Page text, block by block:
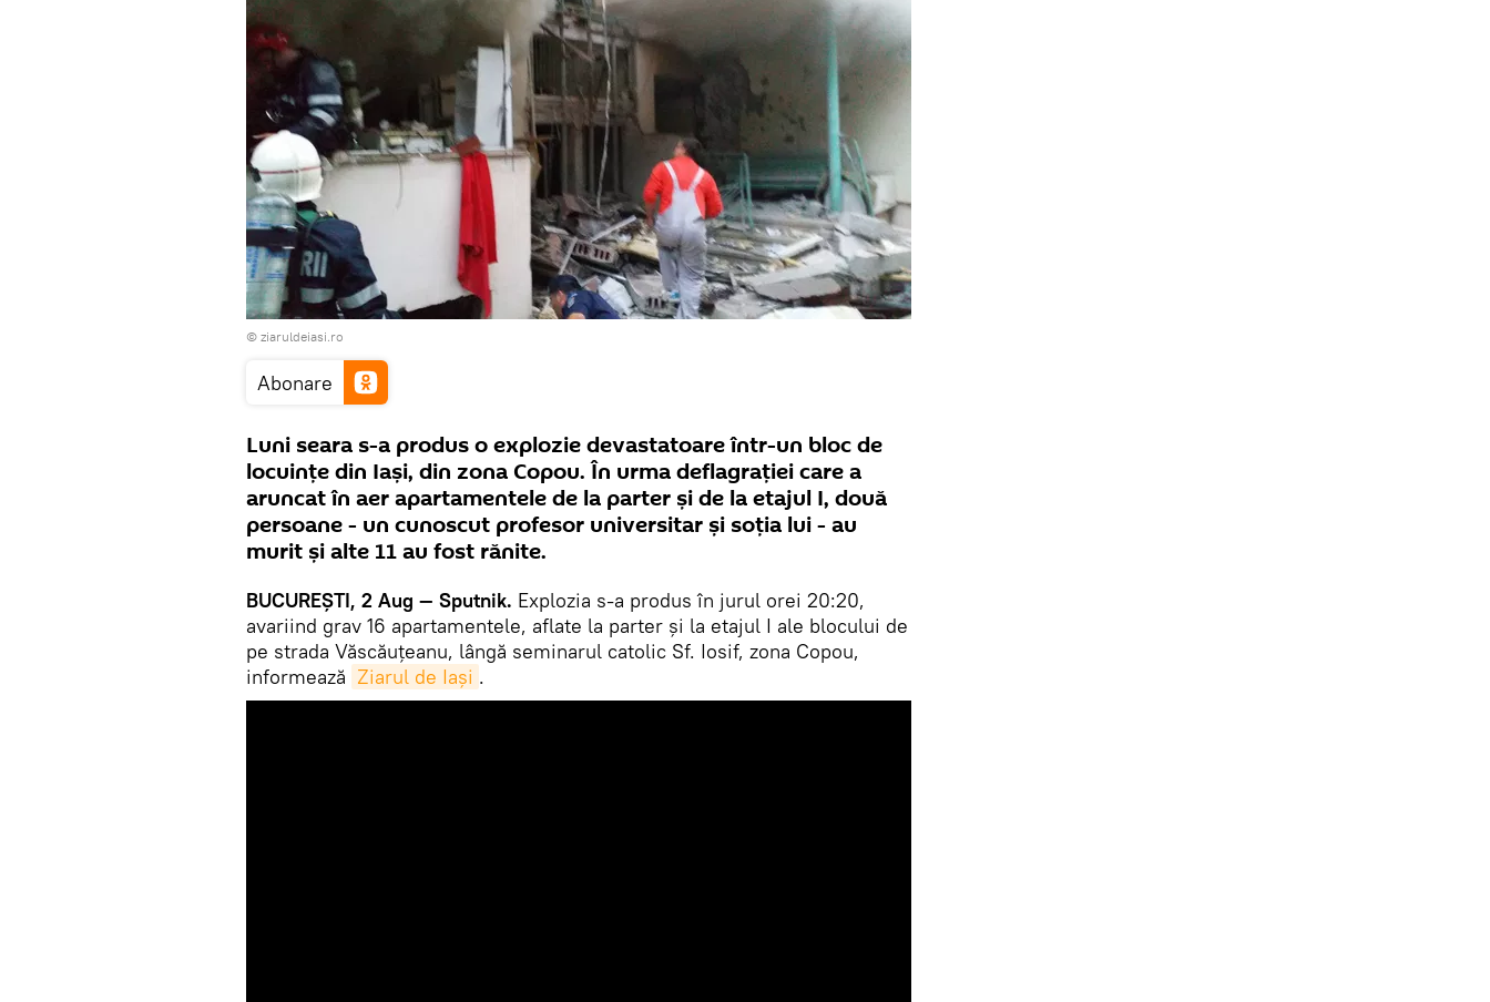
© ziaruldeiasi.ro
Abonare
Luni seara s-a produs o explozie devastatoare într-un bloc de
locuințe din Iași, din zona Copou. În urma deflagrației care a
aruncat în aer apartamentele de la parter și de la etajul I, două
persoane - un cunoscut profesor universitar și soția lui - au
murit și alte 11 au fost rănite.
BUCUREŞTI, 2 Aug — Sputnik. Explozia s-a produs în jurul orei 20:20,
avariind grav 16 apartamentele, aflate la parter și la etajul I ale blocului de
pe strada Văscăuțeanu, lângă seminarul catolic Sf. Iosif, zona Copou,
informează Ziarul de Iași .